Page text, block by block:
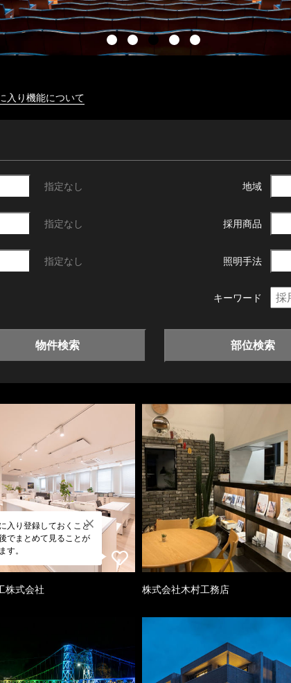
入り機能について
指定なし 地域
指定なし 採用商品
指定なし 照明手法
キーワード
物件検索 部位検索
入り登録しておくこと
でまとめて見ることが
す。
株式会社 株式会社木村工務店